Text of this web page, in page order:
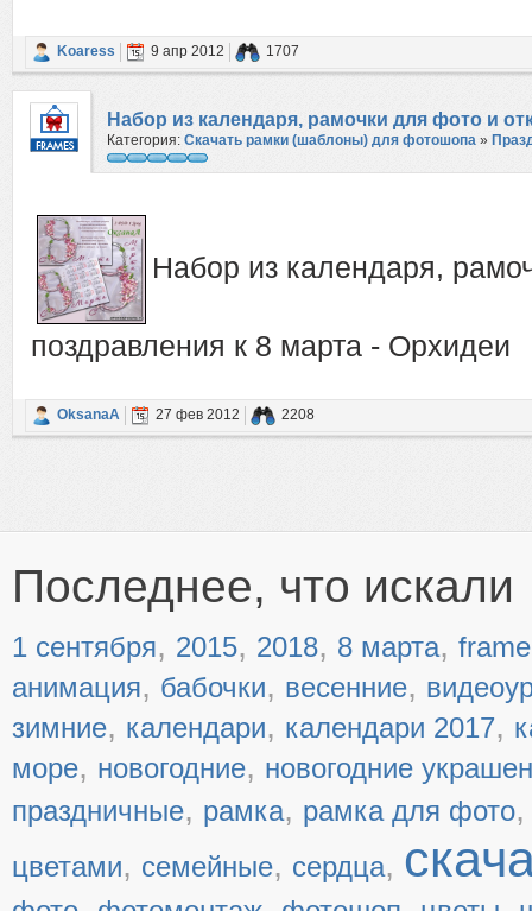
Koaress 9 апр 2012 1707
Набор из календаря, рамочки для фото и
Категория: Скачать рамки (шаблоны) для фотошопа »
Набор из календаря,
поздравления к 8 марта - Орхидеи
OksanaA 27 фев 2012 2208
Последнее, что искали
1 сентября, 2015, 2018, 8 марта, frame
анимация, бабочки, весенние,
зимние, календари, календари 2017,
море, новогодние, новогодние
праздничные, рамка, рамка для фото
цветами, семейные, сердца,